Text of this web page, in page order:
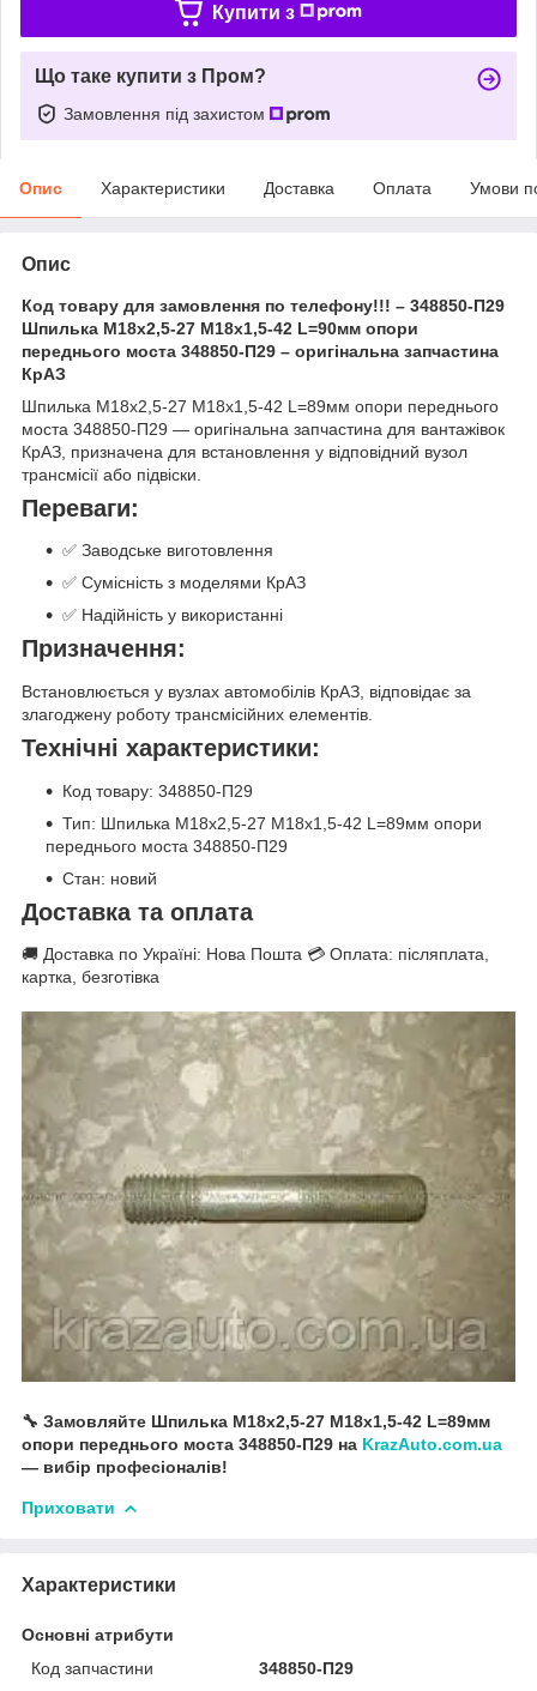
Купити з
Що таке купити з Пром?
Замовлення під захистом
Опис Характеристики Доставка Оплата Умови
Опис
Код товару для замовлення по телефону!!! – 348850-П29
Шпилька М18х2,5-27 М18х1,5-42 L=90мм опори
переднього моста 348850-П29 – оригінальна запчастина
КрАЗ
Шпилька М18х2,5-27 М18х1,5-42 L=89мм опори переднього
моста 348850-П29 — оригінальна запчастина для вантажівок
КрАЗ, призначена для встановлення у відповідний вузол
трансмісії або підвіски.
Переваги:
✅ Заводське виготовлення
✅ Сумісність з моделями КрАЗ
✅ Надійність у використанні
Призначення:
Встановлюється у вузлах автомобілів КрАЗ, відповідає за
злагоджену роботу трансмісійних елементів.
Технічні характеристики:
Код товару: 348850-П29
Тип: Шпилька М18х2,5-27 М18х1,5-42 L=89мм опори
переднього моста 348850-П29
Стан: новий
Доставка та оплата
🚚 Доставка по Україні: Нова Пошта 💳 Оплата: післяплата,
картка, безготівка
🔧 Замовляйте Шпилька М18х2,5-27 М18х1,5-42 L=89мм
опори переднього моста 348850-П29 на KrazAuto.com.ua
— вибір професіоналів!
Приховати
Характеристики
Основні атрибути
Код запчастини
348850-П29